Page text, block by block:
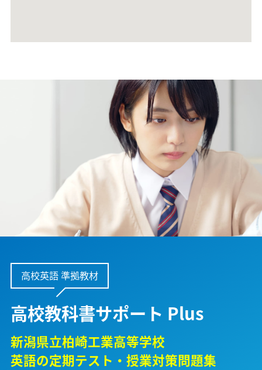
高校英語 準拠教材
高校教科書サポート Plus
新潟県立柏崎工業高等学校
英語の定期テスト・授業対策問題集